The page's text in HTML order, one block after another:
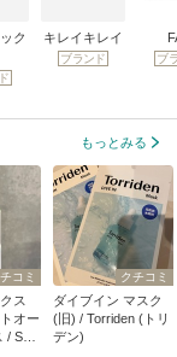
ク
キレイキレイ
ブランド ブ
もっとみる
コミ
ス
オー
SK-I
クチコミ
ダイブイン マスク
(旧) / Torriden (トリ
デン)